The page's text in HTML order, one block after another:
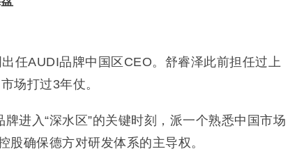
任AUDI品牌中国区CEO。舒睿泽此前担任过上
场打过3年仗。
进入“深水区”的关键时刻，派一个熟悉中国市场
股确保德方对研发体系的主导权。